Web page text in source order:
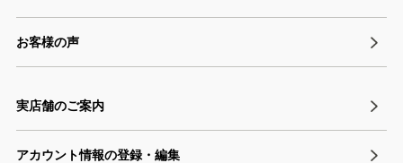
お客様の声
実店舗のご案内
アカウント情報の登録・編集